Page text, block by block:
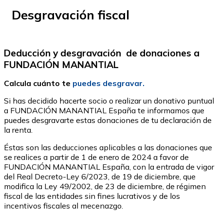
Desgravación fiscal
Deducción y desgravación de donaciones a
FUNDACIÓN MANANTIAL
Calcula cuánto te puedes desgravar.
Si has decidido hacerte socio o realizar un donativo puntual
a FUNDACIÓN MANANTIAL España te informamos que
puedes desgravarte estas donaciones de tu declaración de
la renta.
Éstas son las deducciones aplicables a las donaciones que
se realices a partir de 1 de enero de 2024 a favor de
FUNDACIÓN MANANTIAL España, con la entrada de vigor
del Real Decreto-Ley 6/2023, de 19 de diciembre, que
modifica la Ley 49/2002, de 23 de diciembre, de régimen
fiscal de las entidades sin fines lucrativos y de los
incentivos fiscales al mecenazgo.